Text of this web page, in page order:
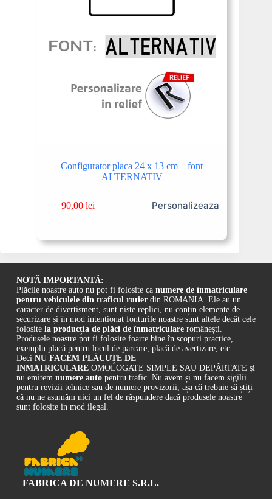
Configurator placa 24 x 13 cm – font
ALTERNATIV
90,00lei Personalizeaza
NOTĂ IMPORTANTĂ:
Plăcile noastre auto nu pot fi folosite ca numere de înmatriculare
pentru vehiculele din traficul rutierdin ROMANIA. Ele au un
caracter de divertisment, sunt niste replici, nu conțin elemente de
securizare și în mod intenționat fonturile noastre sunt altele decât cele
folosite la producția de plăci de înmatriculareromânești.
Produsele noastre pot fi folosite foarte bine în scopuri practice,
exemplu placă pentru locul de parcare, placă de avertizare, etc.
Deci NU FACEM PLĂCUȚE DE
INMATRICULAREOMOLOGATE SIMPLE SAU DEPĂRTATE și
nu emitem numere autopentru trafic. Nu avem și nu facem sigilii
pentru revizii tehnice sau de numere provizorii, așa că trebuie să știți
că nu ne asumăm nici un fel de răspundere dacă produsele noastre
sunt folosite in mod ilegal.
FABRICA DE NUMERE S.R.L.